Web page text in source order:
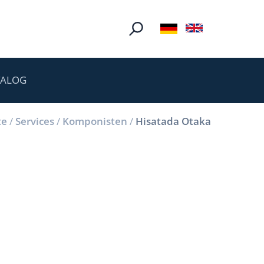
/ Services/ Komponisten / Hisatada Otaka